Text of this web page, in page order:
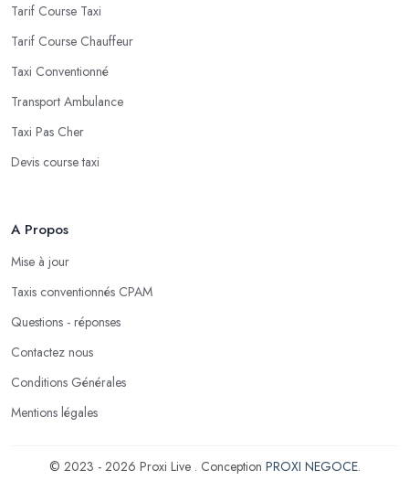
Tarif Course Taxi
Tarif Course Chauffeur
Taxi Conventionné
Transport Ambulance
Taxi Pas Cher
Devis course taxi
A Propos
Mise à jour
Taxis conventionnés CPAM
Questions - réponses
Contactez nous
Conditions Générales
Mentions légales
© 2023 - 2026 Proxi Live . Conception PROXI NEGOCE.